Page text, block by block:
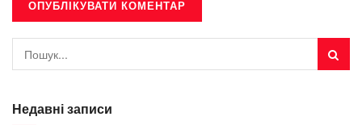
Недавні записи